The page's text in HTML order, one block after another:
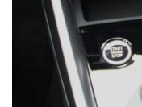
Streaming musicale
trazione Sistema di
di distanza Sistema di
limitazione della
Start Chiusura
Volante in pelle